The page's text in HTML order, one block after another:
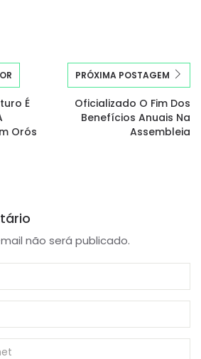
É
Orós
PRÓXIMA POSTAGEM
Oficializado O Fim Dos
Benefícios Anuais Na
Assembleia
não será publicado.